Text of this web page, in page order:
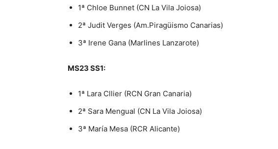
1ª Chloe Bunnet (CN La Vila Joiosa)
2ª Judit Verges (Am.Piragüismo Canarias)
3ª Irene Gana (Marlines Lanzarote)
MS23 SS1:
1ª Lara Cllier (RCN Gran Canaria)
2ª Sara Mengual (CN La Vila Joiosa)
3ª María Mesa (RCR Alicante)